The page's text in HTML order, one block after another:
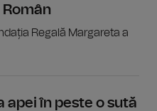
Regală Margareta a
apei în peste o sută